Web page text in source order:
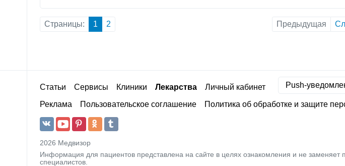
Страницы: 1 2 Предыдущая
Статьи Сервисы Клиники Лекарства Личный кабинет Push-
Реклама Пользовательское соглашение Политика об обработке и защите
2026 Медвизор
Информация для пациентов представлена на сайте в целях ознакомления и не
специалистов.